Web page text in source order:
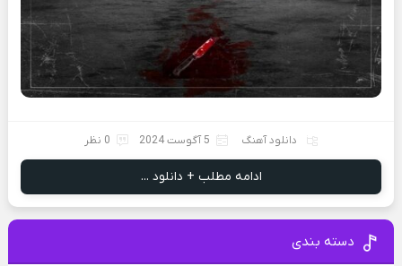
دانلود آهنگ 5 آگوست 2024 0 نظر
ادامه مطلب + دانلود ...
دسته بندی